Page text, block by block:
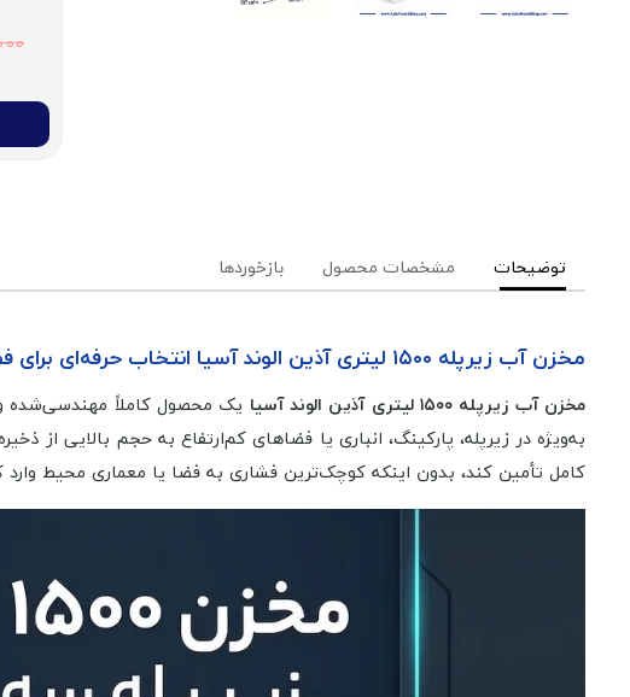
توضیحات مشخصات محصول بازخوردها
مخزن آب زیرپله ۱۵۰۰ لیتری آذین الوند آسیا انتخاب حرفه‌ای برای فضاهای کوچک اما پرنیاز
مخزن آب زیرپله ۱۵۰۰ لیتری آذین الوند آسیا یک محصول کاملاً مهندسی‌شده
کامل تأمین کند، بدون اینکه کوچک‌ترین فشاری به فضا یا معماری محیط وارد